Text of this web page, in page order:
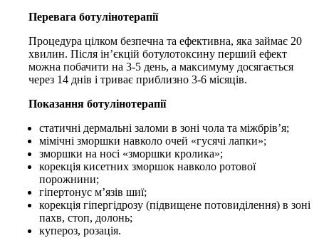
Перевага ботулінотерапії
Процедура цілком безпечна та ефективна, яка займає 20
хвилин. Після ін’єкцій ботулотоксину перший ефект
можна побачити на 3-5 день, а максимуму досягається
через 14 днів і триває приблизно 3-6 місяців.
Показання ботулінотерапії
статичні дермальні заломи в зоні чола та міжбрів’я;
мімічні зморшки навколо очей «гусячі лапки»;
зморшки на носі «зморшки кролика»;
корекція кисетних зморшок навколо ротової
порожнини;
гіпертонус м’язів шиї;
корекція гіпергідрозу (підвищене потовиділення) в зоні
пахв, стоп, долонь;
купероз, розація.